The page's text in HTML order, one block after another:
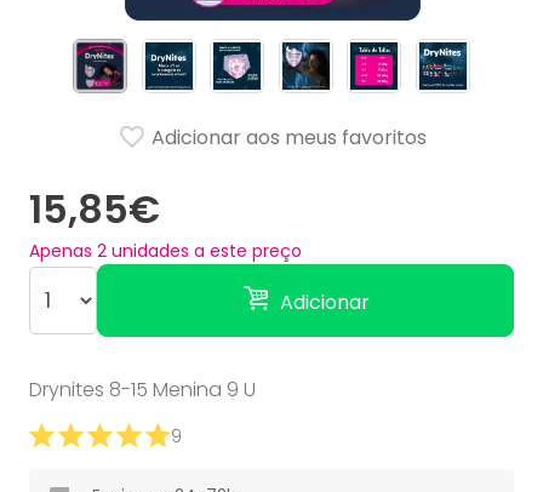
15,85€
Apenas 2 unidades a este preço
Adicionar
Adicionar aos meus favoritos
Drynites 8-15 Menina 9 U
9